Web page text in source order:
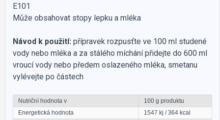
E101
Může obsahovat stopy lepku a mléka
Návod k použití: přípravek rozpusťte ve 100 ml studené
vody nebo mléka a za stálého míchání přidejte do 600 ml
vroucí vody nebo předem oslazeného mléka, smetanu
vylévejte po částech
Nutriční hodnota v
100 g produktu
Energetická hodnota
1547 kj / 364 kcal